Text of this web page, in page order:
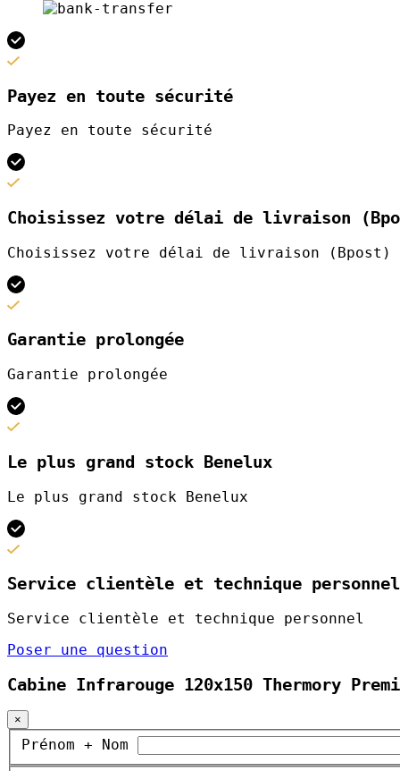
Payez en toute sécurité
Payez en toute sécurité
Choisissez votre délai de livraison
Choisissez votre délai de livraison (Bpost)
Garantie prolongée
Garantie prolongée
Le plus grand stock Benelux
Le plus grand stock Benelux
Service clientèle et technique personnel
Service clientèle et technique personnel
Poser une question
Cabine Infrarouge 120x150 Thermory
×
Prénom + Nom